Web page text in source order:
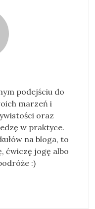
podejściu do
marzeń i
oraz
w praktyce.
na bloga, to
ćwiczę jogę albo
:)